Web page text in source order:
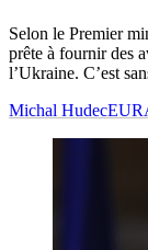
Selon le Premier
prête à fournir des
l’Ukraine. C’est
Michal Hudec